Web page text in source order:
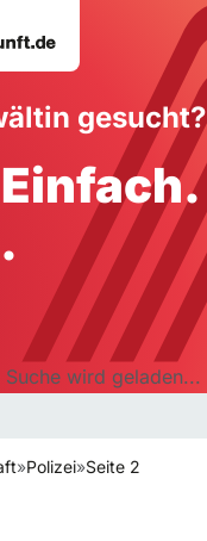
gesucht?
Suche wird geladen...
»Polizei»Seite 2